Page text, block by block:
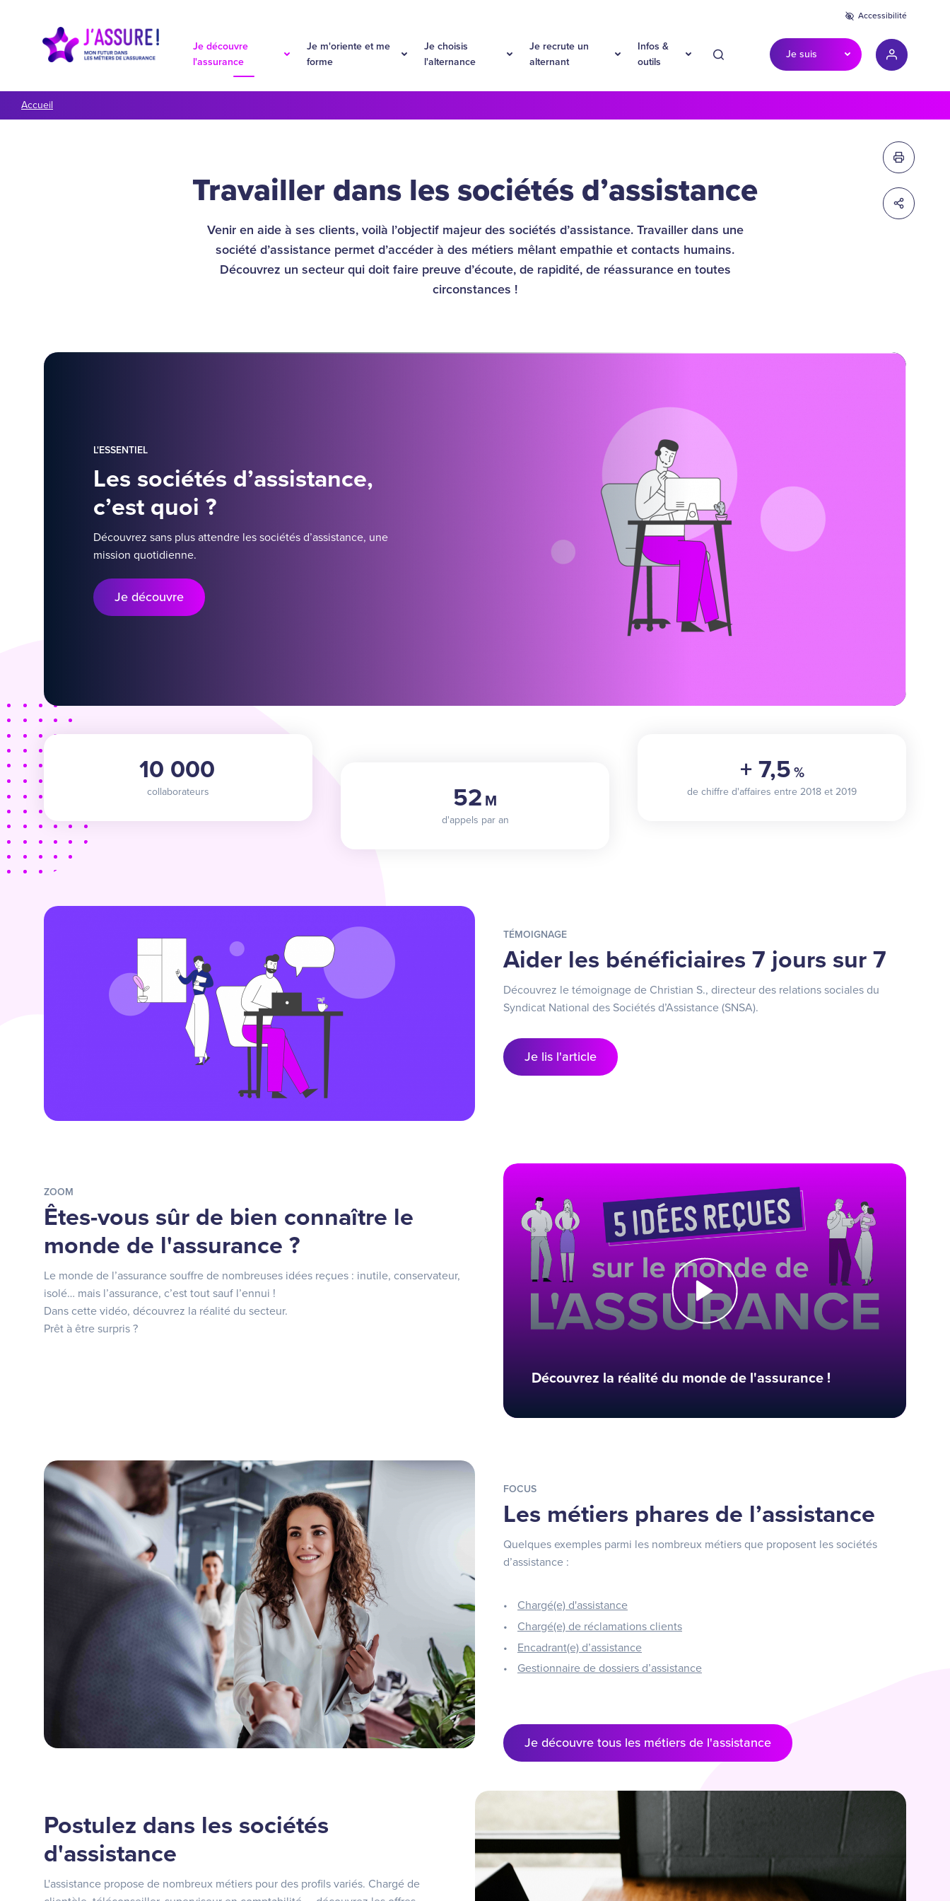
Recherche
Je découvre
l'assurance
Je m'oriente et me
forme
Je choisis
l'alternance
Je recrute un
alternant
Infos &
outils
Je suis Mon compte
Accessibilité
Accueil
Travailler dans les sociétés d’assistance
Venir en aide à ses clients, voilà l’objectif majeur des sociétés d’assistance. Travailler dans une
société d’assistance permet d’accéder à des métiers mêlant empathie et contacts humains.
Découvrez un secteur qui doit faire preuve d’écoute, de rapidité, de réassurance en toutes
circonstances !
L'ESSENTIEL
Les sociétés d’assistance,
c’est quoi ?
Découvrez sans plus attendre les sociétés d’assistance, une
mission quotidienne.
Je découvre
10 000
collaborateurs 52 M
d'appels par an
+ 7,5 %
de chiffre d'affaires entre 2018 et 2019
TÉMOIGNAGE
Aider les bénéficiaires 7 jours sur 7
Découvrez le témoignage de Christian S., directeur des relations sociales du
Syndicat National des Sociétés d’Assistance (SNSA).
Je lis l'article
Découvrez la réalité du monde de l'assurance !
ZOOM
Êtes-vous sûr de bien connaître le
monde de l'assurance ?
Le monde de l’assurance souffre de nombreuses idées reçues : inutile, conservateur,
isolé… mais l’assurance, c’est tout sauf l’ennui !
Dans cette vidéo, découvrez la réalité du secteur.
Prêt à être surpris ?
FOCUS
Les métiers phares de l’assistance
Quelques exemples parmi les nombreux métiers que proposent les sociétés
d’assistance :
Chargé(e) d'assistance
Chargé(e) de réclamations clients
Encadrant(e) d’assistance
Gestionnaire de dossiers d’assistance
Je découvre tous les métiers de l'assistance
Postulez dans les sociétés
d'assistance
L'assistance propose de nombreux métiers pour des profils variés. Chargé de
Imprimer
Partager